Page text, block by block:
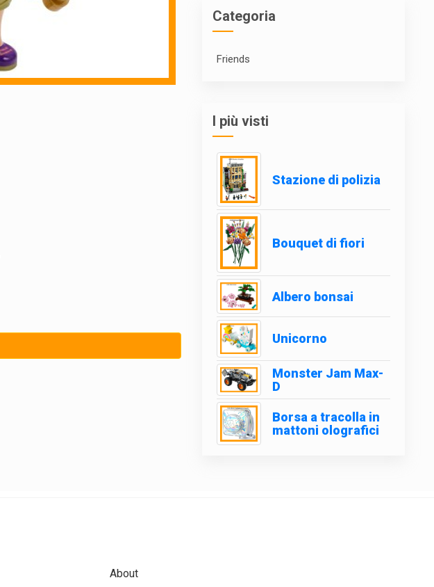
Categoria
Friends
I più visti
Stazione di polizia
Bouquet di fiori
Albero bonsai
Unicorno
Monster Jam Max-
D
Borsa a tracolla in
mattoni olografici
About